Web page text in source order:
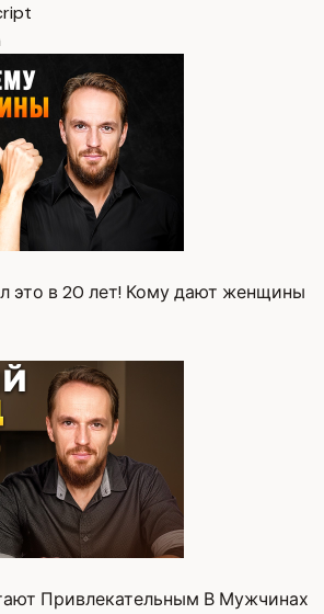
это в 20 лет! Кому дают женщины
Привлекательным В Мужчинах